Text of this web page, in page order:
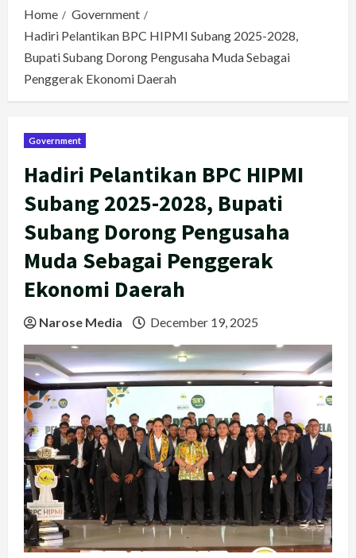
Home
Government
Hadiri Pelantikan BPC HIPMI Subang 2025-2028,
Bupati Subang Dorong Pengusaha Muda Sebagai
Penggerak Ekonomi Daerah
Government
Hadiri Pelantikan BPC HIPMI
Subang 2025-2028, Bupati
Subang Dorong Pengusaha
Muda Sebagai Penggerak
Ekonomi Daerah
Narose Media December 19, 2025